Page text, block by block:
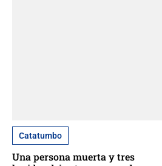
Catatumbo
Una persona muerta y tres